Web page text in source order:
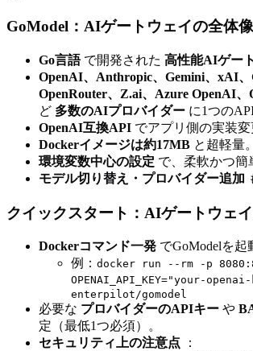
GoModel：AIゲートウェイの全体像
Go言語で開発された 高性能AIゲー
OpenAI、Anthropic、Gemini、xAI、
OpenRouter、Z.ai、Azure OpenAI、
ど 多数のAIプロバイダー に1つの
OpenAI互換API でアプリ側の実装変
Dockerイメージは約17MB と超軽量。
環境変数中心の設定 で、柔軟かつ簡
モデル切り替え・プロバイダー追加
クイックスタート：AIゲートウェ
Dockerコマンド一発 でGoModelを起
例： docker run --rm -p
OPENAI_API_KEY="your-
enterpilot/gomodel
必要な プロバイダーのAPIキー や
定（最低1つ必須）。
セキュリティ上の注意点 ：